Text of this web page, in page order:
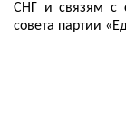
СНГ и связям с
совета партии